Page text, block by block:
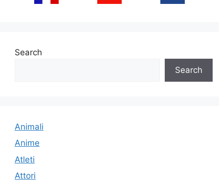
Search
Search
Animali
Anime
Atleti
Attori